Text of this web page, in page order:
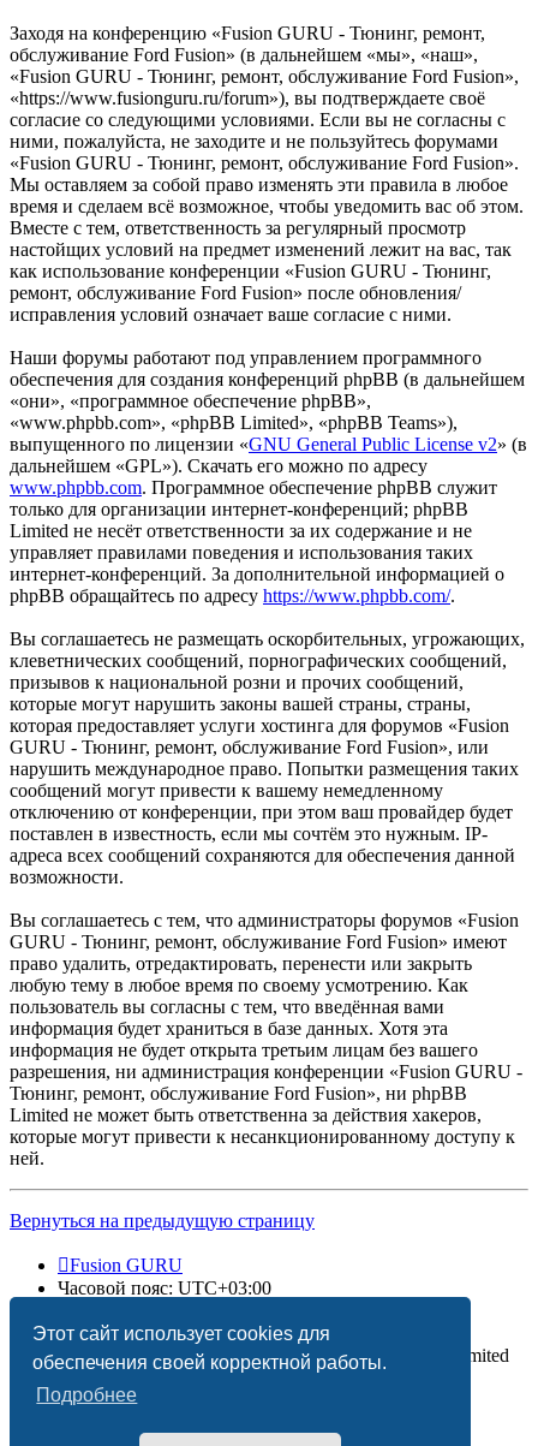
Этот сайт использует cookies для
обеспечения своей корректной работы.
Подробнее
Заходя на конференцию «Fusion GURU - Тюнинг, ремонт,
обслуживание Ford Fusion» (в дальнейшем «мы», «наш»,
«Fusion GURU - Тюнинг, ремонт, обслуживание Ford Fusion»,
«https://www.fusionguru.ru/forum»), вы подтверждаете своё
согласие со следующими условиями. Если вы не согласны с
ними, пожалуйста, не заходите и не пользуйтесь форумами
«Fusion GURU - Тюнинг, ремонт, обслуживание Ford Fusion».
Мы оставляем за собой право изменять эти правила в любое
время и сделаем всё возможное, чтобы уведомить вас об этом.
Вместе с тем, ответственность за регулярный просмотр
настойщих условий на предмет изменений лежит на вас, так
как использование конференции «Fusion GURU - Тюнинг,
ремонт, обслуживание Ford Fusion» после обновления/
исправления условий означает ваше согласие с ними.
Наши форумы работают под управлением программного
обеспечения для создания конференций phpBB (в дальнейшем
«они», «программное обеспечение phpBB»,
«www.phpbb.com», «phpBB Limited», «phpBB Teams»),
выпущенного по лицензии «GNU General Public License v2» (в
дальнейшем «GPL»). Скачать его можно по адресу
www.phpbb.com. Программное обеспечение phpBB служит
только для организации интернет-конференций; phpBB
Limited не несёт ответственности за их содержание и не
управляет правилами поведения и использования таких
интернет-конференций. За дополнительной информацией о
phpBB обращайтесь по адресу https://www.phpbb.com/.
Вы соглашаетесь не размещать оскорбительных, угрожающих,
клеветнических сообщений, порнографических сообщений,
призывов к национальной розни и прочих сообщений,
которые могут нарушить законы вашей страны, страны,
которая предоставляет услуги хостинга для форумов «Fusion
GURU - Тюнинг, ремонт, обслуживание Ford Fusion», или
нарушить международное право. Попытки размещения таких
сообщений могут привести к вашему немедленному
отключению от конференции, при этом ваш провайдер будет
поставлен в известность, если мы сочтём это нужным. IP-
адреса всех сообщений сохраняются для обеспечения данной
возможности.
Вы соглашаетесь с тем, что администраторы форумов «Fusion
GURU - Тюнинг, ремонт, обслуживание Ford Fusion» имеют
право удалить, отредактировать, перенести или закрыть
любую тему в любое время по своему усмотрению. Как
пользователь вы согласны с тем, что введённая вами
информация будет храниться в базе данных. Хотя эта
информация не будет открыта третьим лицам без вашего
разрешения, ни администрация конференции «Fusion GURU -
Тюнинг, ремонт, обслуживание Ford Fusion», ни phpBB
Limited не может быть ответственна за действия хакеров,
которые могут привести к несанкционированному доступу к
ней.
Вернуться на предыдущую страницу
Fusion GURU
Часовой пояс: UTC+03:00
Создано на основеphpBB® Forum Software © phpBB Limited